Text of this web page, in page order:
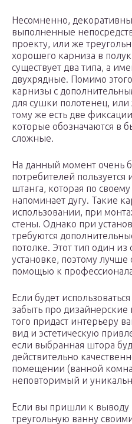
Несомненно,
выполненные
проекту, или же
хорошего карниза в
существует два типа, а
двухрядные. Помимо
карнизы с
для сушки полотенец,
тому же есть две
которые обозначаются в
сложные.
На данный момент очень
потребителей пользуется
штанга, которая по
напоминает дугу. Такие
использовании, при
стены. Однако при
требуются
потолке. Этот тип один
установке, поэтому лучше
помощью к
Если будет
забыть про
того придаст интерьеру
вид и эстетическую
если выбранная штора
действительно
помещении (ванной
неповторимый и
Если вы пришли к выводу
треугольную ванну